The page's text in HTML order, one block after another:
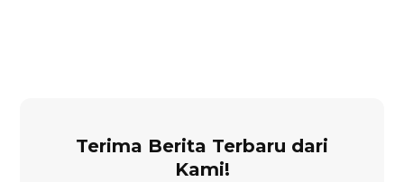
Terima Berita Terbaru dari
Kami!